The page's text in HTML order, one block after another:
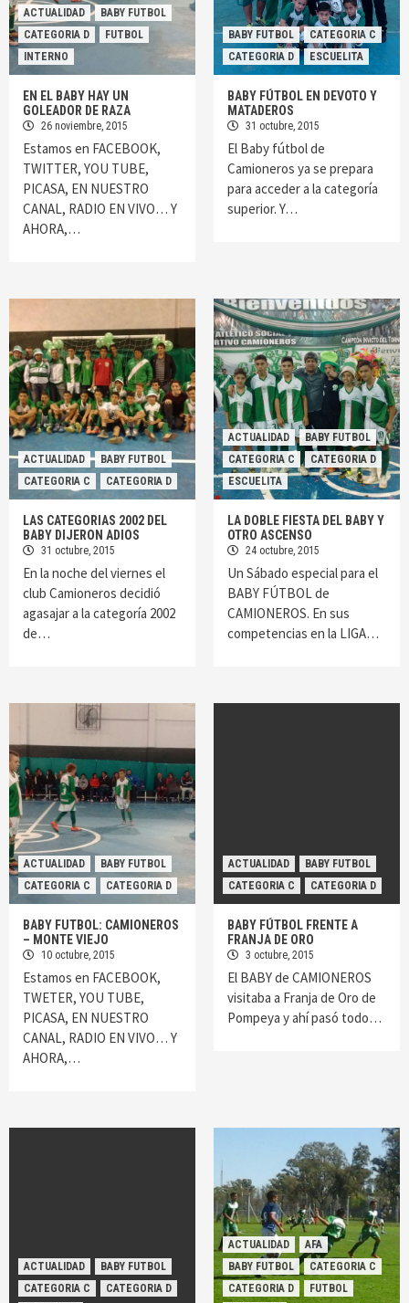
ACTUALIDAD
BABY FUTBOL
CATEGORIA D
FUTBOL
INTERNO
EN EL BABY HAY UN
GOLEADOR DE RAZA
26 noviembre, 2015
Estamos en FACEBOOK,
TWITTER, YOU TUBE,
PICASA, EN NUESTRO
CANAL, RADIO EN VIVO… Y
AHORA,…
BABY FUTBOL
CATEGORIA C
CATEGORIA D
ESCUELITA
BABY FÚTBOL EN DEVOTO Y
MATADEROS
31 octubre, 2015
El Baby fútbol de
Camioneros ya se prepara
para acceder a la categoría
superior. Y…
ACTUALIDAD
BABY FUTBOL
CATEGORIA C
CATEGORIA D
LAS CATEGORIAS 2002 DEL
BABY DIJERON ADIOS
31 octubre, 2015
En la noche del viernes el
club Camioneros decidió
agasajar a la categoría 2002
de…
ACTUALIDAD
BABY FUTBOL
CATEGORIA C
CATEGORIA D
ESCUELITA
LA DOBLE FIESTA DEL BABY Y
OTRO ASCENSO
24 octubre, 2015
Un Sábado especial para el
BABY FÚTBOL de
CAMIONEROS. En sus
competencias en la LIGA…
ACTUALIDAD
BABY FUTBOL
CATEGORIA C
CATEGORIA D
BABY FUTBOL: CAMIONEROS
– MONTE VIEJO
10 octubre, 2015
Estamos en FACEBOOK,
TWETER, YOU TUBE,
PICASA, EN NUESTRO
CANAL, RADIO EN VIVO… Y
AHORA,…
ACTUALIDAD
BABY FUTBOL
CATEGORIA C
CATEGORIA D
BABY FÚTBOL FRENTE A
FRANJA DE ORO
3 octubre, 2015
El BABY de CAMIONEROS
visitaba a Franja de Oro de
Pompeya y ahí pasó todo…
ACTUALIDAD
BABY FUTBOL
CATEGORIA C
CATEGORIA D
ACTUALIDAD
AFA
BABY FUTBOL
CATEGORIA C
CATEGORIA D
FUTBOL